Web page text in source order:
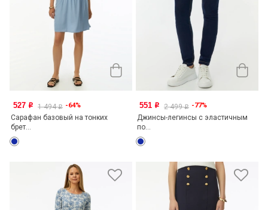
527 o 1 494o -64%
Сарафан базовый на тонких
брет...
551 o 2 499o -77%
Джинсы-легинсы с эластичным
по...